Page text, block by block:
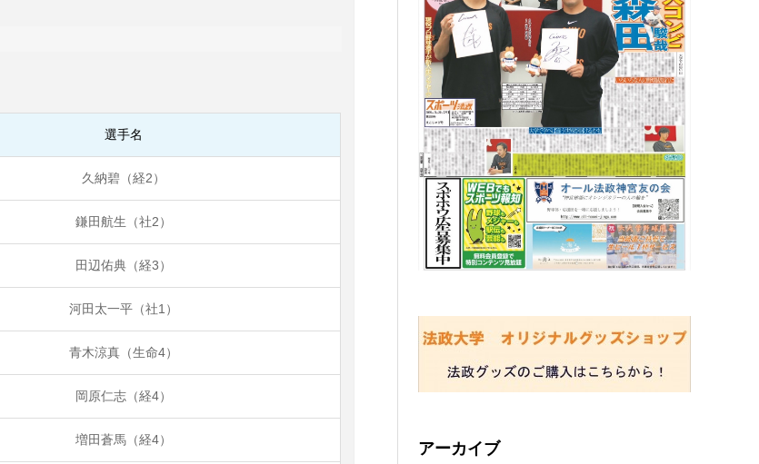
選手名
久納碧（経2）
鎌田航生（社2）
田辺佑典（経3）
河田太一平（社1）
青木涼真（生命4）
岡原仁志（経4）
増田蒼馬（経4） アーカイブ